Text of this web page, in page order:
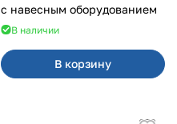
с навесным оборудованием
В наличии
В корзину